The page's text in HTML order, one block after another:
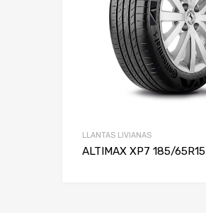
LLANTAS LIVIANAS
ALTIMAX XP7 185/65R15